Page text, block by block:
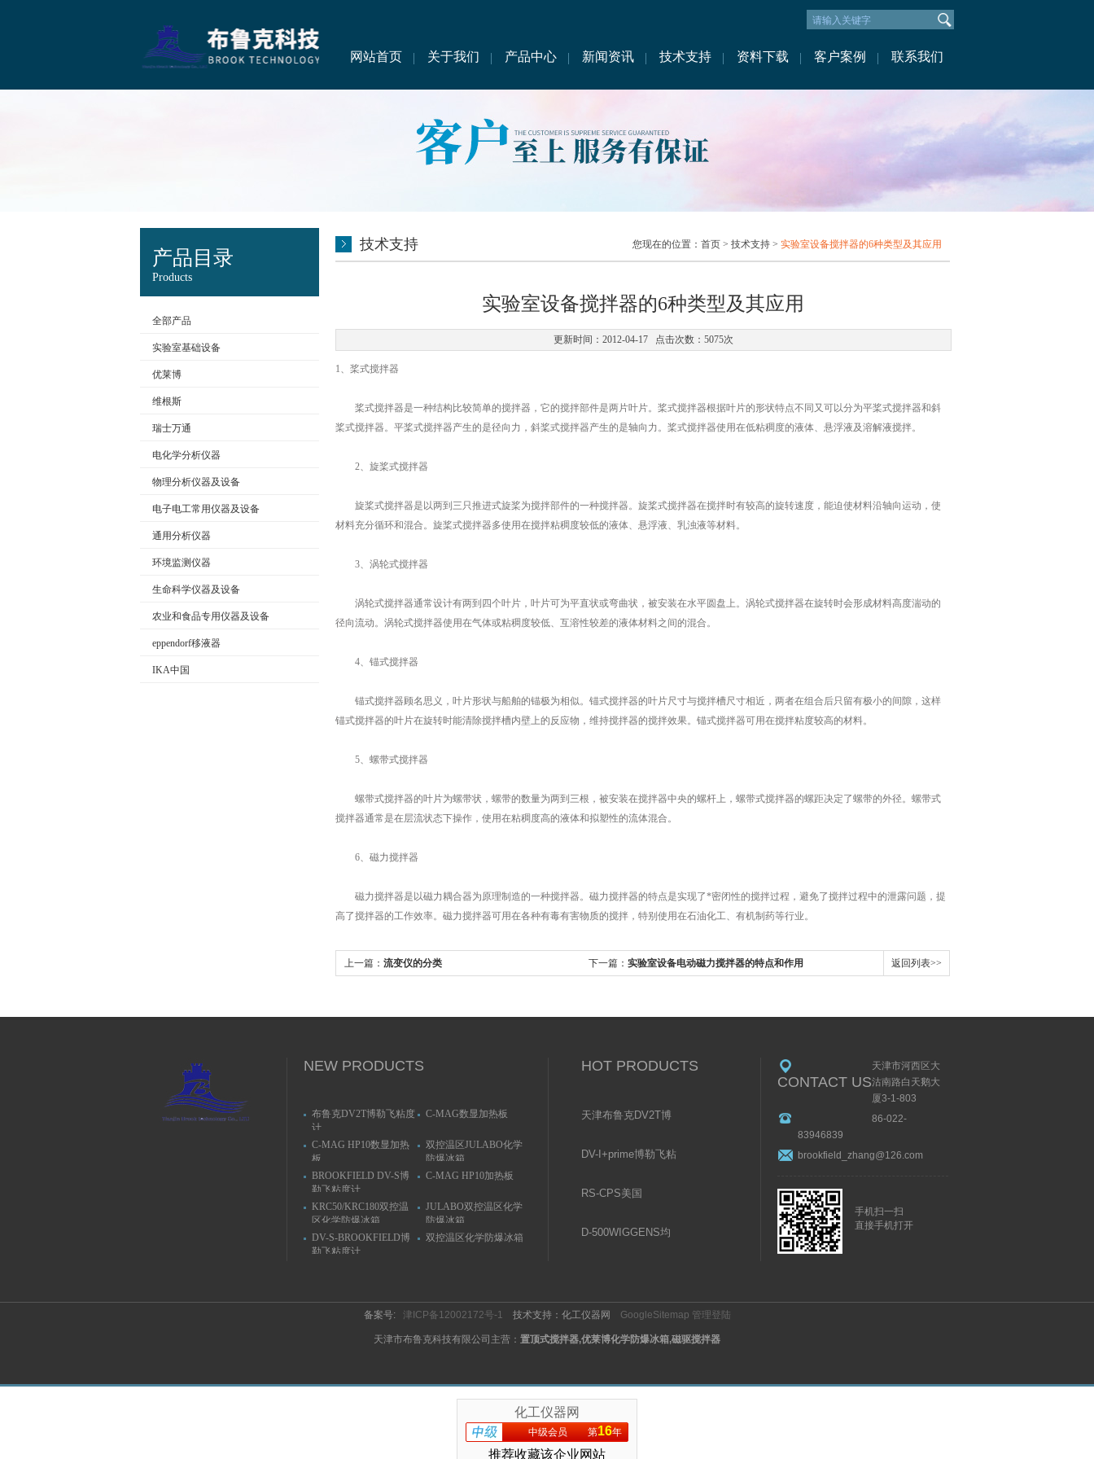
网站首页 关于我们 产品中心 新闻资讯 技术支持 资料下载 客户案例 联系我们
产品目录
Products
全部产品
实验室基础设备
优莱博
维根斯
瑞士万通
电化学分析仪器
物理分析仪器及设备
电子电工常用仪器及设备
通用分析仪器
环境监测仪器
生命科学仪器及设备
农业和食品专用仪器及设备
eppendorf移液器
IKA中国
技术支持 您现在的位置： 首页 > 技术支持 > 实验室设备搅拌器的6种类型及其应用
实验室设备搅拌器的6种类型及其应用
更新时间：2012-04-17 点击次数：5075次
1、桨式搅拌器
桨式搅拌器是一种结构比较简单的搅拌器，它的搅拌部件是两片叶片。桨式搅拌器根据叶片的形状特点不同又可以分为平桨式搅拌器和斜
桨式搅拌器。平桨式搅拌器产生的是径向力，斜桨式搅拌器产生的是轴向力。桨式搅拌器使用在低粘稠度的液体、悬浮液及溶解液搅拌。
2、旋桨式搅拌器
旋桨式搅拌器是以两到三只推进式旋桨为搅拌部件的一种搅拌器。旋桨式搅拌器在搅拌时有较高的旋转速度，能迫使材料沿轴向运动，使
材料充分循环和混合。旋桨式搅拌器多使用在搅拌粘稠度较低的液体、悬浮液、乳浊液等材料。
3、涡轮式搅拌器
涡轮式搅拌器通常设计有两到四个叶片，叶片可为平直状或弯曲状，被安装在水平圆盘上。涡轮式搅拌器在旋转时会形成材料高度湍动的
径向流动。涡轮式搅拌器使用在气体或粘稠度较低、互溶性较差的液体材料之间的混合。
4、锚式搅拌器
锚式搅拌器顾名思义，叶片形状与船舶的锚极为相似。锚式搅拌器的叶片尺寸与搅拌槽尺寸相近，两者在组合后只留有极小的间隙，这样
锚式搅拌器的叶片在旋转时能清除搅拌槽内壁上的反应物，维持搅拌器的搅拌效果。锚式搅拌器可用在搅拌粘度较高的材料。
5、螺带式搅拌器
螺带式搅拌器的叶片为螺带状，螺带的数量为两到三根，被安装在搅拌器中央的螺杆上，螺带式搅拌器的螺距决定了螺带的外径。螺带式
搅拌器通常是在层流状态下操作，使用在粘稠度高的液体和拟塑性的流体混合。
6、磁力搅拌器
磁力搅拌器是以磁力耦合器为原理制造的一种搅拌器。磁力搅拌器的特点是实现了*密闭性的搅拌过程，避免了搅拌过程中的泄露问题，提
高了搅拌器的工作效率。磁力搅拌器可用在各种有毒有害物质的搅拌，特别使用在石油化工、有机制药等行业。
上一篇： 流变仪的分类 下一篇： 实验室设备电动磁力搅拌器的特点和作用 返回列表>>
NEW PRODUCTS
布鲁克DV2T博勒飞粘度
计
C-MAG数显加热板
C-MAG HP10数显加热
板
双控温区JULABO化学
防爆冰箱
BROOKFIELD DV-S博
勒飞粘度计
C-MAG HP10加热板
KRC50/KRC180双控温
区化学防爆冰箱
JULABO双控温区化学
防爆冰箱
DV-S-BROOKFIELD博
勒飞粘度计
双控温区化学防爆冰箱
HOT PRODUCTS
天津布鲁克DV2T博
DV-I+prime博勒飞粘
RS-CPS美国
D-­500WIGGENS均
CONTACT US
天津市河西区大
沽南路白天鹅大
厦3-1-803
86-022-
83946839
brookfield_zhang@126.com
手机扫一扫
直接手机打开
备案号: 津ICP备12002172号-1 技术支持：化工仪器网 GoogleSitemap 管理登陆
天津市布鲁克科技有限公司主营： 置顶式搅拌器,优莱博化学防爆冰箱,磁驱搅拌器
化工仪器网
中级会员 第16年
推荐收藏该企业网站